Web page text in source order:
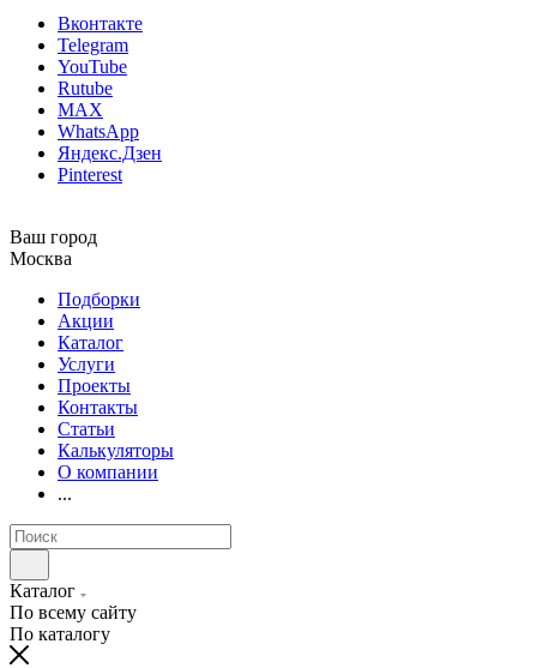
Вконтакте
Telegram
YouTube
Rutube
MAX
WhatsApp
Яндекс.Дзен
Pinterest
Ваш город
Москва
Подборки
Акции
Каталог
Услуги
Проекты
Контакты
Статьи
Калькуляторы
О компании
...
Каталог
По всему сайту
По каталогу